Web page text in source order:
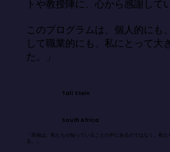
トや教授陣に、心から感謝して
このプログラムは、個人的にも
して職業的にも、私にとって大
た。」
Tali Stein
South Africa
「幸福は、私たちが知っていることの中にあるのではなく、私
る。」